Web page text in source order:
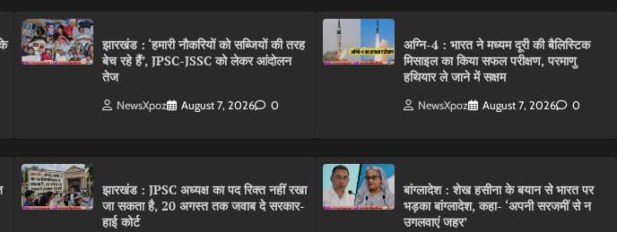
झारखंड : ‘हमारी नौकरियों को सब्जियों की तरह
बेच रहे हैं’, JPSC-JSSC को लेकर आंदोलन
तेज
NewsXpoz August 7, 2026 0
झारखंड : JPSC अध्यक्ष का पद रिक्त नहीं रखा
जा सकता है, 20 अगस्त तक जवाब दे सरकार-
हाई कोर्ट
अग्नि-4 : भारत ने मध्यम दूरी की बैलिस्टिक
मिसाइल का किया सफल परीक्षण, परमाणु
हथियार ले जाने में सक्षम
NewsXpoz August 7, 2026 0
बांग्लादेश : शेख हसीना के बयान से भारत पर
भड़का बांग्लादेश, कहा- ‘अपनी सरजमीं से न
उगलवाएं जहर’